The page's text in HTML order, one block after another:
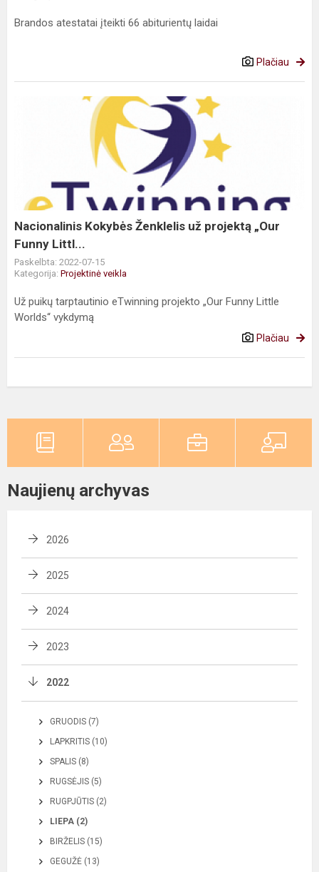
Brandos atestatai įteikti 66 abiturientų laidai
Plačiau
Funny
Littl...
Nacionalinis Kokybės Ženklelis už projektą „Our
Funny Littl...
Paskelbta: 2022-07-15
Kategorija: Projektinė veikla
Už puikų tarptautinio eTwinning projekto „Our Funny Little
Worlds“ vykdymą
Plačiau
Naujienų archyvas
2026
2025
2024
2023
2022
GRUODIS (7)
LAPKRITIS (10)
SPALIS (8)
RUGSĖJIS (5)
RUGPJŪTIS (2)
LIEPA (2)
BIRŽELIS (15)
GEGUŽĖ (13)